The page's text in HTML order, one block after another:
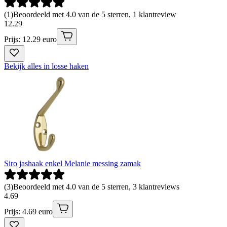
(1)Beoordeeld met 4.0 van de 5 sterren, 1 klantreview
12.29
Prijs: 12.29 euro
Bekijk alles in losse haken
Siro jashaak enkel Melanie messing zamak
(3)Beoordeeld met 4.0 van de 5 sterren, 3 klantreviews
4.69
Prijs: 4.69 euro